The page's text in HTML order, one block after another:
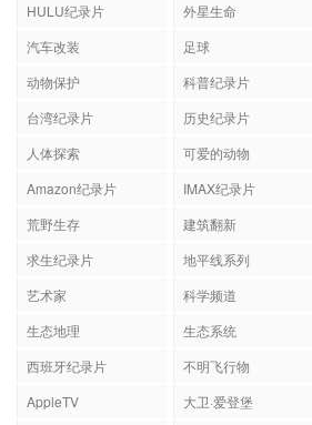
HULU纪录片
外星生命
汽车改装
足球
动物保护
科普纪录片
台湾纪录片
历史纪录片
人体探索
可爱的动物
Amazon纪录片
IMAX纪录片
荒野生存
建筑翻新
求生纪录片
地平线系列
艺术家
科学频道
生态地理
生态系统
西班牙纪录片
不明飞行物
AppleTV
大卫·爱登堡